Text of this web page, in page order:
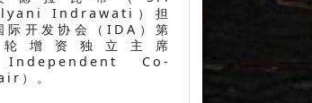
Indrawati）担
际开发协会（IDA）第
增资独立主席
Independent Co-
）。